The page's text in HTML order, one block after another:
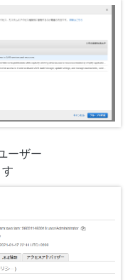
ーザー